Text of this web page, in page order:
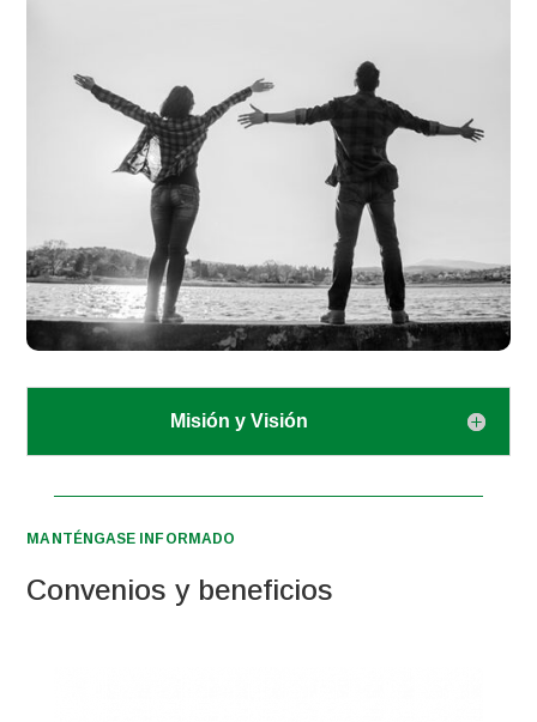
Misión y Visión
MANTÉNGASE INFORMADO
Convenios y beneficios